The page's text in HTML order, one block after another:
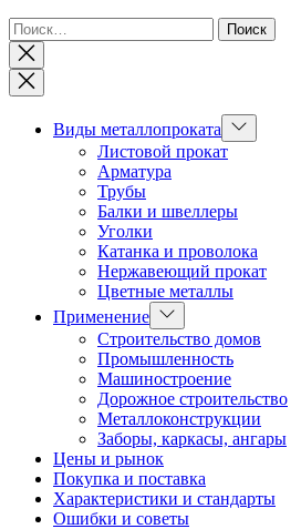
Найти:
Закрыть
Виды металлопроката
Показывать
подменю
Листовой прокат
Арматура
Трубы
Балки и швеллеры
Уголки
Катанка и проволока
Нержавеющий прокат
Цветные металлы
Применение Показывать
подменю
Строительство домов
Промышленность
Машиностроение
Дорожное строительство
Металлоконструкции
Заборы, каркасы, ангары
Цены и рынок
Покупка и поставка
Характеристики и стандарты
Ошибки и советы